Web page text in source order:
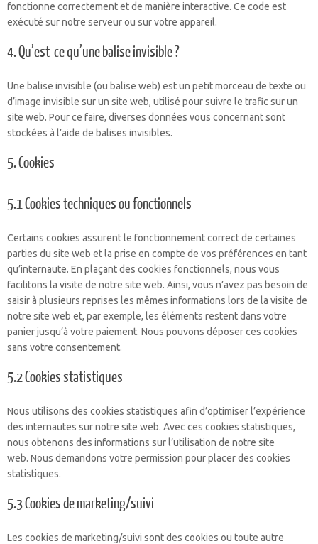
fonctionne correctement et de manière interactive. Ce code est
exécuté sur notre serveur ou sur votre appareil.
4. Qu’est-ce qu’une balise invisible ?
Une balise invisible (ou balise web) est un petit morceau de texte ou
d’image invisible sur un site web, utilisé pour suivre le trafic sur un
site web. Pour ce faire, diverses données vous concernant sont
stockées à l’aide de balises invisibles.
5. Cookies
5.1 Cookies techniques ou fonctionnels
Certains cookies assurent le fonctionnement correct de certaines
parties du site web et la prise en compte de vos préférences en tant
qu’internaute. En plaçant des cookies fonctionnels, nous vous
facilitons la visite de notre site web. Ainsi, vous n’avez pas besoin de
saisir à plusieurs reprises les mêmes informations lors de la visite de
notre site web et, par exemple, les éléments restent dans votre
panier jusqu’à votre paiement. Nous pouvons déposer ces cookies
sans votre consentement.
5.2 Cookies statistiques
Nous utilisons des cookies statistiques afin d’optimiser l’expérience
des internautes sur notre site web. Avec ces cookies statistiques,
nous obtenons des informations sur l’utilisation de notre site
web. Nous demandons votre permission pour placer des cookies
statistiques.
5.3 Cookies de marketing/suivi
Les cookies de marketing/suivi sont des cookies ou toute autre